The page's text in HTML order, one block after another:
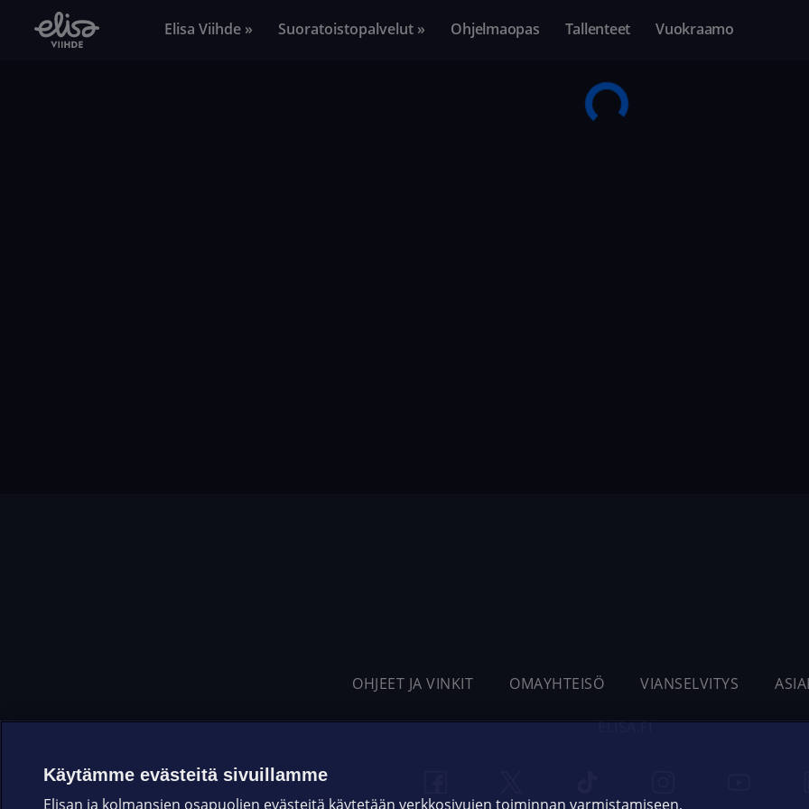
Elisa Viihde » Suoratoistopalvelut » Ohjelmaopas Tallenteet Vuokraamo
OHJEET JA VINKIT OMAYHTEISÖ VIANSELVITYS
ELISA.FI
Käytämme evästeitä sivuillamme
Elisan ja kolmansien osapuolien evästeitä käytetään verkkosivujen toiminnan varmistamiseen,